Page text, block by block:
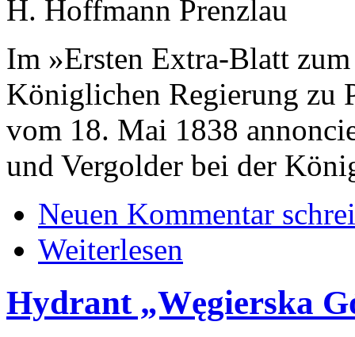
H. Hoffmann Prenzlau
Im »Ersten Extra-Blatt
Königlichen Regierung zu
vom 18. Mai 1838
und Vergolder bei der
Neuen Kommentar
Weiterlesen
Hydrant „Węgierska